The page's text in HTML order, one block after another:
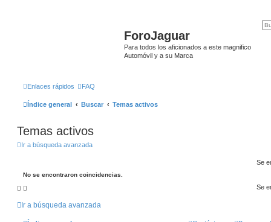
ForoJaguar
Para todos los aficionados a este magnifico
Automóvil y a su Marca
Enlaces rápidos FAQ
Índice general Buscar Temas activos
Temas activos
Ir a búsqueda avanzada
Se
No se encontraron coincidencias.
Se
Ir a búsqueda avanzada